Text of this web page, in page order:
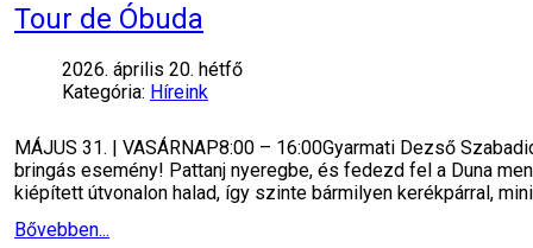
Tour de Óbuda
2026. április 20. hétfő
Kategória: Híreink
MÁJUS 31. | VASÁRNAP8:00 – 16:00Gyarmati Dezső
bringás esemény! Pattanj nyeregbe, és fedezd fel a Duna
kiépített útvonalon halad, így szinte bármilyen kerékpárral,
Bővebben...